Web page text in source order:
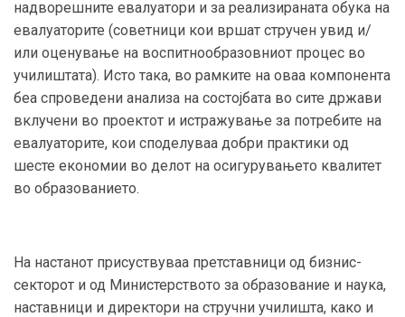
надворешните евалуатори и за реализираната обука на
евалуаторите (советници кои вршат стручен увид и/
или оценување на воспитнообразовниот процес во
училиштата). Исто така, во рамките на оваа компонента
беа спроведени анализа на состојбата во сите држави
вклучени во проектот и истражување за потребите на
евалуаторите, кои споделуваа добри практики од
шесте економии во делот на осигурувањето квалитет
во образованието.
На настанот присуствуваа претставници од бизнис-
секторот и од Министерството за образование и наука,
наставници и директори на стручни училишта, како и